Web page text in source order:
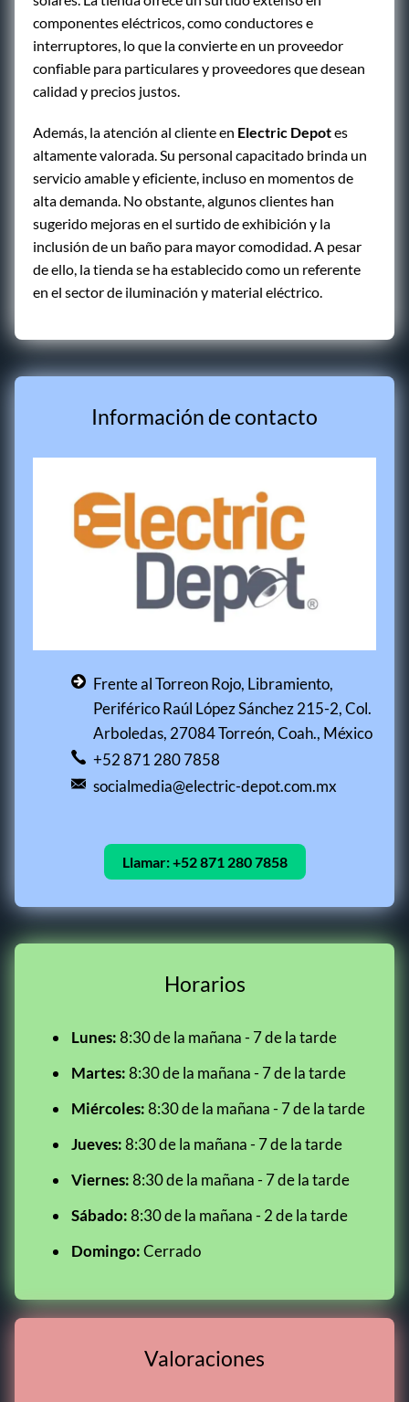
componentes eléctricos, como conductores e
interruptores, lo que la convierte en un proveedor
confiable para particulares y proveedores que desean
calidad y precios justos.
Además, la atención al cliente en Electric Depotes
altamente valorada. Su personal capacitado brinda un
servicio amable y eficiente, incluso en momentos de
alta demanda. No obstante, algunos clientes han
sugerido mejoras en el surtido de exhibición y la
inclusión de un baño para mayor comodidad. A pesar
de ello, la tienda se ha establecido como un referente
en el sector de iluminación y material eléctrico.
Información de contacto
Frente al Torreon Rojo, Libramiento,
Periférico Raúl López Sánchez 215-2, Col.
Arboledas, 27084 Torreón, Coah., México
+52 871 280 7858
socialmedia@electric-depot.com.mx
Llamar:+52 871 280 7858
Horarios
Lunes:8:30 de la mañana - 7 de la tarde
Martes:8:30 de la mañana - 7 de la tarde
Miércoles:8:30 de la mañana - 7 de la tarde
Jueves:8:30 de la mañana - 7 de la tarde
Viernes:8:30 de la mañana - 7 de la tarde
Sábado:8:30 de la mañana - 2 de la tarde
Domingo:Cerrado
Valoraciones